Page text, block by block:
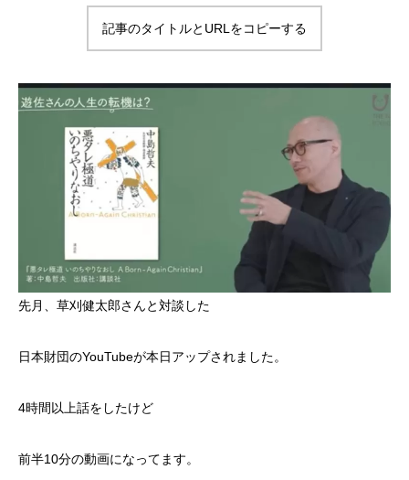
記事のタイトルとURLをコピーする
先月、草刈健太郎さんと対談した
日本財団のYouTubeが本日アップされました。
4時間以上話をしたけど
前半10分の動画になってます。